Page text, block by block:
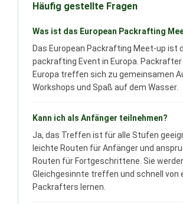
Häufig gestellte Fragen
Was ist das European Packrafting
Das European Packrafting Meet-up ist
packrafting Event in Europa.
Europa treffen sich zu gemeinsamen
Workshops und Spaß auf dem Wasser.
Kann ich als Anfänger teilnehmen?
Ja, das Treffen ist für alle Stufen
leichte Routen für Anfänger und
Routen für Fortgeschrittene. Sie
Gleichgesinnte treffen und schnell von
Packrafters lernen.